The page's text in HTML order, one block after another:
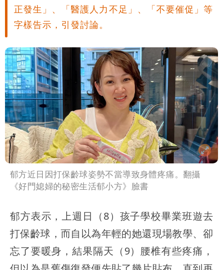
正發生」、「醫護人力不足」、「不要催促」等
字樣告示，引發討論。
郁方近日因打保齡球姿勢不當導致身體疼痛。翻攝
《好門媳婦的秘密生活郁小方》臉書
郁方表示，上週日（8）孩子學校畢業班遊去
打保齡球，而自以為年輕的她還現場教學、卻
忘了要暖身，結果隔天（9）腰椎有些疼痛，